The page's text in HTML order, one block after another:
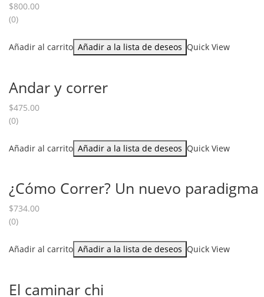
$800.00
(0)
Añadir al carrito Añadir a la lista de deseos Quick View
Andar y correr
$475.00
(0)
Añadir al carrito Añadir a la lista de deseos Quick View
¿Cómo Correr? Un nuevo
$734.00
(0)
Añadir al carrito Añadir a la lista de deseos Quick View
El caminar chi